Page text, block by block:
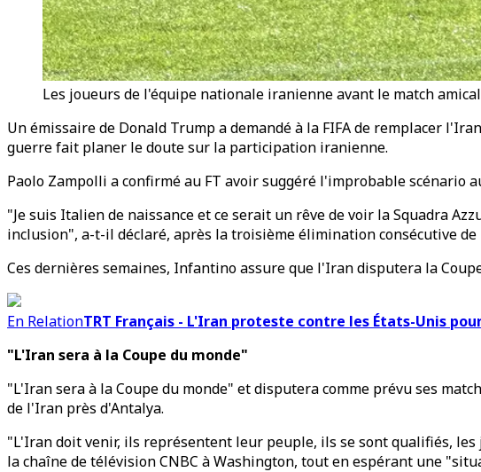
Les joueurs de l'équipe nationale iranienne avant le match
Un émissaire de Donald Trump a demandé à la FIFA de remplacer
guerre fait planer le doute sur la participation iranienne.
Paolo Zampolli a confirmé au FT avoir suggéré l'improbable scénario
"Je suis Italien de naissance et ce serait un rêve de voir la Squadra
inclusion", a-t-il déclaré, après la troisième élimination consécutive
Ces dernières semaines, Infantino assure que l'Iran disputera la
En RelationTRT Français - L'Iran proteste contre les États-Unis
"L'Iran sera à la Coupe du monde"
"L'Iran sera à la Coupe du monde" et disputera comme prévu ses
de l'Iran près d'Antalya.
"L'Iran doit venir, ils représentent leur peuple, ils se sont qualifiés,
la chaîne de télévision CNBC à Washington, tout en espérant une